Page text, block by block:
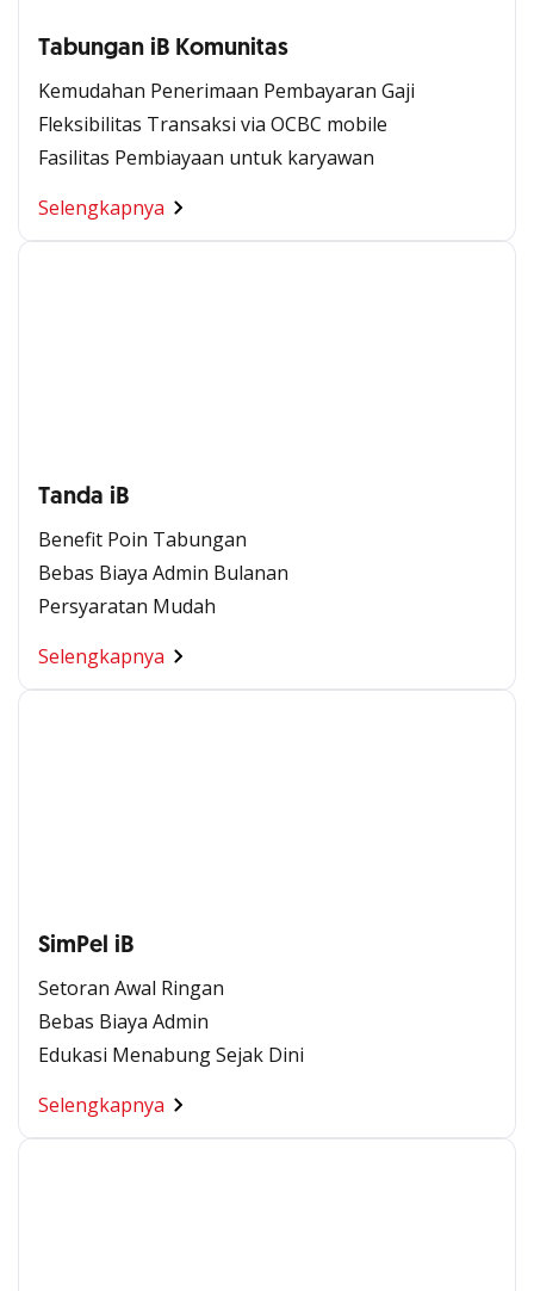
Tabungan iB Komunitas
Kemudahan Penerimaan Pembayaran Gaji
Fleksibilitas Transaksi via OCBC mobile
Fasilitas Pembiayaan untuk karyawan
Selengkapnya
Tanda iB
Benefit Poin Tabungan
Bebas Biaya Admin Bulanan
Persyaratan Mudah
Selengkapnya
SimPel iB
Setoran Awal Ringan
Bebas Biaya Admin
Edukasi Menabung Sejak Dini
Selengkapnya